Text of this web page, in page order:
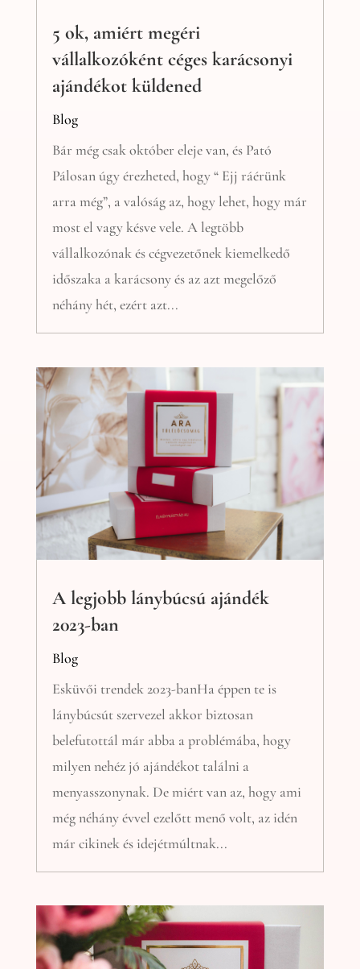
5 ok, amiért megéri
vállalkozóként céges karácsonyi
ajándékot küldened
Blog
Bár még csak október eleje van, és Pató
Pálosan úgy érezheted, hogy “ Ejj ráérünk
arra még”, a valóság az, hogy lehet, hogy már
most el vagy késve vele. A legtöbb
vállalkozónak és cégvezetőnek kiemelkedő
időszaka a karácsony és az azt megelőző
néhány hét, ezért azt...
A legjobb lánybúcsú ajándék
2023-ban
Blog
Esküvői trendek 2023-banHa éppen te is
lánybúcsút szervezel akkor biztosan
belefutottál már abba a problémába, hogy
milyen nehéz jó ajándékot találni a
menyasszonynak. De miért van az, hogy ami
még néhány évvel ezelőtt menő volt, az idén
már cikinek és idejétmúltnak...